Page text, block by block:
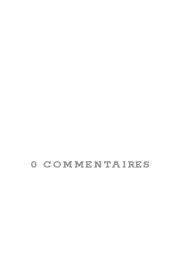
0 COMMENTAIRES